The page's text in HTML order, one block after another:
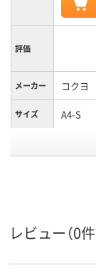
評価
メーカー コクヨ
サイズ A4-S
レビュー（0件